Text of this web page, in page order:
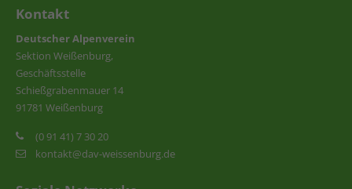
Kontakt
Deutscher Alpenverein
Sektion Weißenburg,
Geschäftsstelle
Schießgrabenmauer 14
91781 Weißenburg
(0 91 41) 7 30 20
kontakt@dav-weissenburg.de